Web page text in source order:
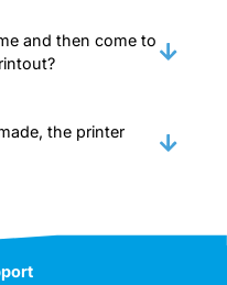
and then come to
the printer